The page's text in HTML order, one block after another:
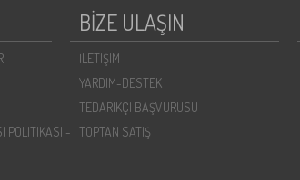
POLITIKASI -
BİZE ULAŞIN
İLETIŞIM
YARDIM-DESTEK
TEDARIKÇI BAŞVURUSU
TOPTAN SATIŞ